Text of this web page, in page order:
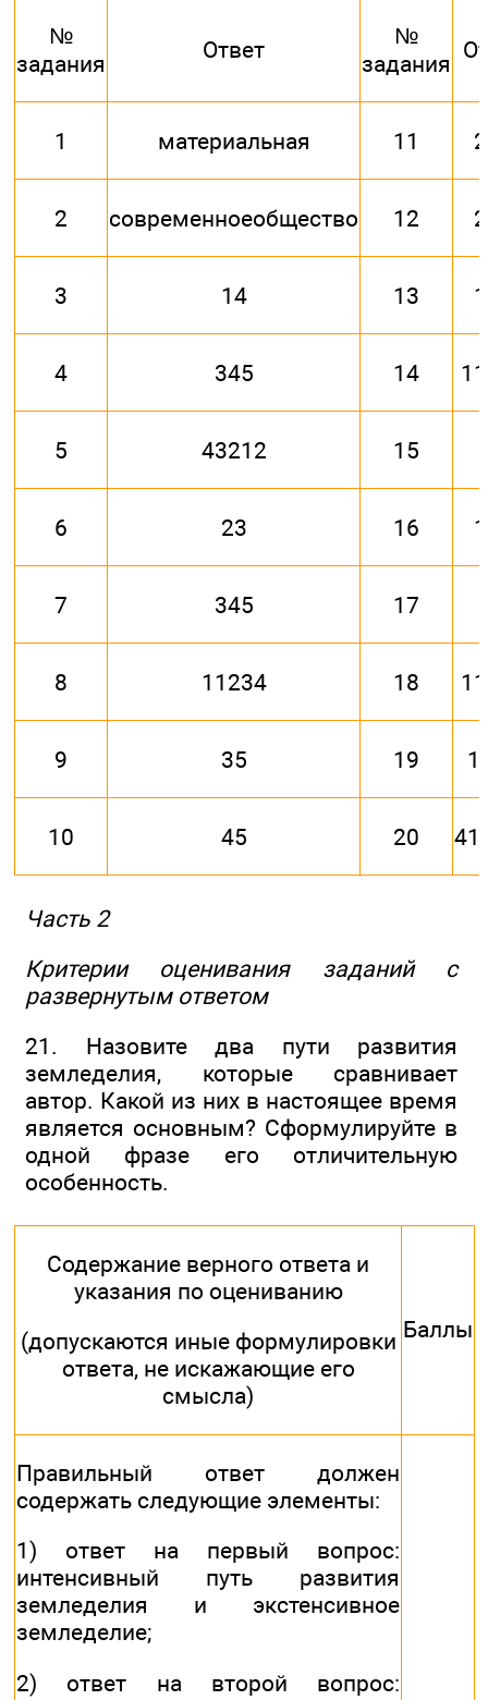
№
задания
Ответ
№
задания
1 материальная 11
2 современноеобщество 12
3 14 13
4 345 14
5 43212 15
6 23 16
7 345 17
8 11234 18
9 35 19
10 45 20
Часть 2
Критерии оценивания заданий с
развернутым ответом
21. Назовите два пути развития
земледелия, которые сравнивает
автор. Какой из них в настоящее время
является основным? Сформулируйте в
одной фразе его отличительную
особенность.
Содержание верного ответа и
указания по оцениванию
(допускаются иные формулировки
ответа, не искажающие его
смысла)
Баллы
Правильный ответ должен
содержать следующие элементы:
1) ответ на первый вопрос:
интенсивный путь развития
земледелия и экстенсивное
земледелие;
2) ответ на второй вопрос: